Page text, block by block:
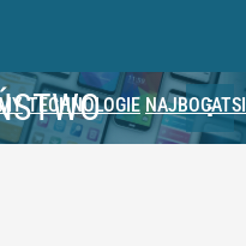
TECHNOLOGIE NAJBOGATSI